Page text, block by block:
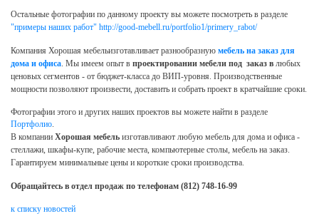
Остальные фотографии по данному проекту вы можете посмотреть в разделе
"примеры наших работ" http://good-mebell.ru/portfolio1/primery_rabot/
Компания Хорошая мебельизготавливает разнообразную мебель на заказ для
дома и офиса. Мы имеем опыт в проектировании мебели под заказ в любых
ценовых сегментов - от бюджет-класса до ВИП-уровня. Производственные
мощности позволяют произвести, доставить и собрать проект в кратчайшие сроки.
Фотографии этого и других наших проектов вы можете найти в разделе
Портфолио.
В компании Хорошая мебель изготавливают любую мебель для дома и офиса -
стеллажи, шкафы-купе, рабочие места, компьютерные столы, мебель на заказ.
Гарантируем минимальные цены и короткие сроки производства.
Обращайтесь в отдел продаж по телефонам (812) 748-16-99
к списку новостей